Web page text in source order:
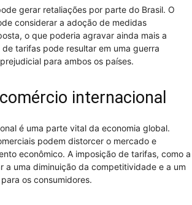
gerar retaliações por parte do Brasil. O
considerar a adoção de medidas
o que poderia agravar ainda mais a
tarifas pode resultar em uma guerra
para ambos os países.
internacional
é uma parte vital da economia global.
podem distorcer o mercado e
econômico. A imposição de tarifas, como a
a uma diminuição da competitividade e a um
os consumidores.